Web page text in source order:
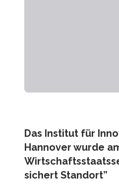
Das Institut für
Hannover wurde
sichert Standort”